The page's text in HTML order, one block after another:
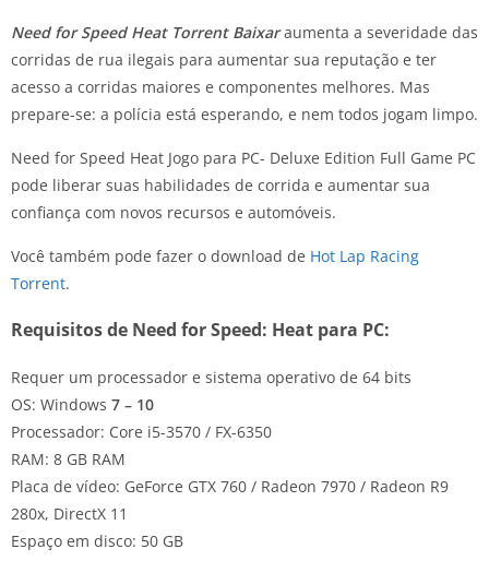
Need for Speed Heat Torrent Baixaraumenta a severidade das
corridas de rua ilegais para aumentar sua reputação e ter
acesso a corridas maiores e componentes melhores. Mas
prepare-se: a polícia está esperando, e nem todos jogam limpo.
Need for Speed Heat Jogo para PC- Deluxe Edition Full Game PC
pode liberar suas habilidades de corrida e aumentar sua
confiança com novos recursos e automóveis.
Você também pode fazer o download de Hot Lap Racing
Torrent.
Requisitos de Need for Speed: Heat para PC:
Requer um processador e sistema operativo de 64 bits
OS: Windows 7 – 10
Processador: Core i5-3570 / FX-6350
RAM: 8 GB RAM
Placa de vídeo: GeForce GTX 760 / Radeon 7970 / Radeon R9
280x, DirectX 11
Espaço em disco: 50 GB